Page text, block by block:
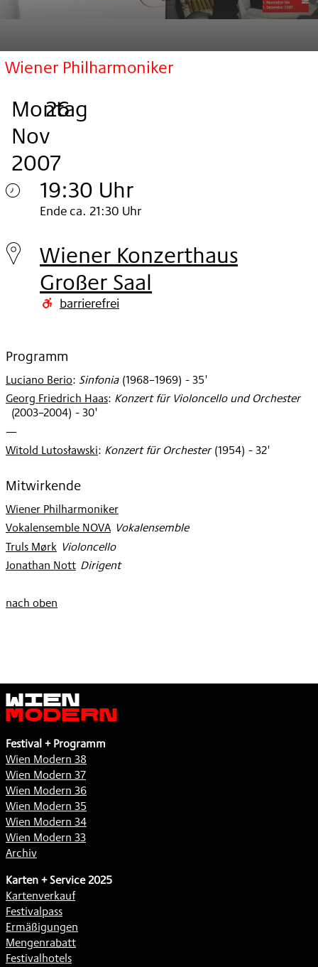
Wiener Philharmoniker
Montag
, 26
.
Nov
2007
.
19:30 Uhr
Montag
26.
Nov
2007
Ende ca. 21:30 Uhr
Wiener Konzerthaus
Großer Saal
barrierefrei
Programm
Luciano Berio: Sinfonia (1968–1969) - 35'
Georg Friedrich Haas: Konzert für Violoncello und Orchester
(2003–2004) - 30'
—
Witold Lutosławski: Konzert für Orchester (1954) - 32'
Mitwirkende
Wiener Philharmoniker
Vokalensemble NOVA
: Vokalensemble
Truls Mørk
: Violoncello
Jonathan Nott
: Dirigent
nach oben
Wien
Modern
Festival + Programm
Wien Modern 38
Wien Modern 37
Wien Modern 36
Wien Modern 35
Wien Modern 34
Wien Modern 33
Archiv
Karten + Service 2025
Kartenverkauf
Festivalpass
Ermäßigungen
Mengenrabatt
Festivalhotels